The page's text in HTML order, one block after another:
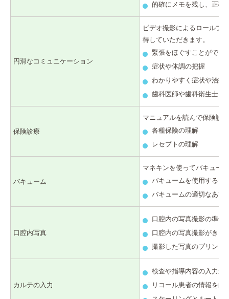
的確にメモを残し、正確
円滑なコミュニケーション
ビデオ撮影によるロールプ
得していただきます。
緊張をほぐすことができ
症状や体調の把握
わかりやすく症状や治療
歯科医師や歯科衛生士に
保険診療
マニュアルを読んで保険診
各種保険の理解
レセプトの理解
バキューム
マネキンを使ってバキュー
バキュームを使用するタ
バキュームの適切なあて
口腔内写真
口腔内の写真撮影の準備
口腔内の写真撮影がきち
撮影した写真のプリント
カルテの入力
検査や指導内容の入力が
リコール患者の情報を的